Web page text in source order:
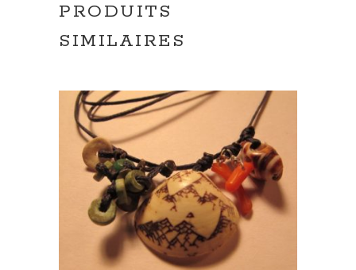
PRODUITS
SIMILAIRES
AJOUTER AU PANIER